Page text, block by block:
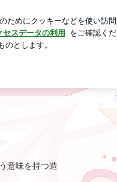
新規登録
意味を持つ造